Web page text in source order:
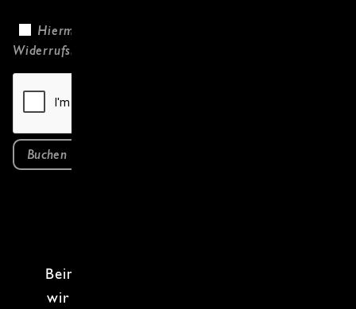
Hiermit bestätige ich, dass ich die
Widerrufsbelehrung
Buchen
Beim
wir die Küchen der Welt – und deine